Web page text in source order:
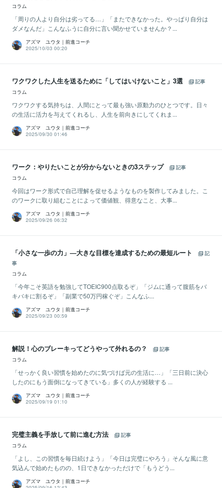
コラム
「周りの人より自分は劣ってる…」「またできなかった。やっぱり自分は
ダメなんだ」こんなふうに自分に言い聞かせていませんか？...
アズマ ユウタ｜前進コーチ
2025/10/03 00:20
ワクワクした人生を送るために「してはいけないこと」3選
記事
コラム
ワクワクする気持ちは、人間にとって最も強い原動力のひとつです。日々
の生活に活力を与えてくれるし、人生を前向きにしてくれま...
アズマ ユウタ｜前進コーチ
2025/09/30 01:46
ワーク：やりたいことが分からないときの3ステップ
記事
コラム
今回はワーク形式で自己理解を促せるようなものを製作してみました。こ
のワークに取り組むことによって価値観、得意なこと、大事...
アズマ ユウタ｜前進コーチ
2025/09/26 06:32
「小さな一歩の力」―大きな目標を達成するための最短ルート
記
事
コラム
「今年こそ英語を勉強してTOEIC900点取るぞ」「ジムに通って腹筋をバ
キバキに割るぞ」「副業で50万円稼ぐぞ」こんなふ...
アズマ ユウタ｜前進コーチ
2025/09/23 00:59
解説！心のブレーキってどうやって外れるの？
記事
コラム
「せっかく良い習慣を始めたのに気づけば元の生活に…」「三日前に決心
したのにもう面倒になってきている」多くの人が経験する ...
アズマ ユウタ｜前進コーチ
2025/09/19 01:10
完璧主義を手放して前に進む方法
記事
コラム
「よし、この習慣を毎日続けよう」「今日は完璧にやろう」そんな風に意
気込んで始めたものの、1日できなかっただけで「もうどう...
アズマ ユウタ｜前進コーチ